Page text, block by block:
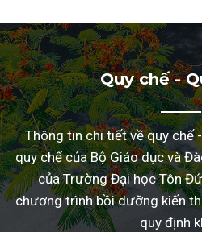
Quy chế -
Thông tin chi tiết về quy chế
quy chế của Bộ Giáo dục và
của Trường Đại học Tôn
chương trình bồi dưỡng kiến
quy định